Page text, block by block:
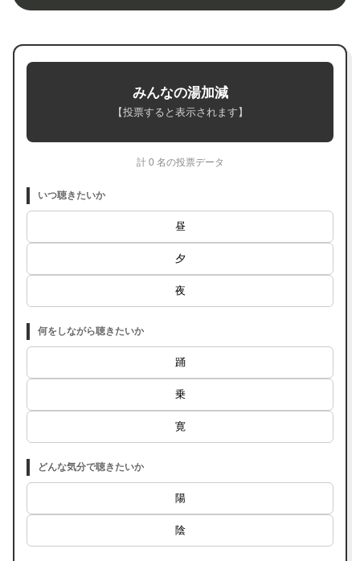
みんなの湯加減
【投票すると表示されます】
計 0 名の投票データ
いつ聴きたいか
昼
夕
夜
何をしながら聴きたいか
踊
乗
寛
どんな気分で聴きたいか
陽
陰